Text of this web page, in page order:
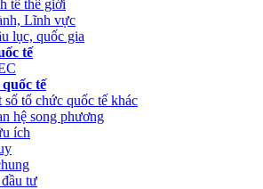
tế thế giới
Lĩnh vực
lục, quốc gia
tế
tế
số tổ chức quốc tế khác
hệ song phương
ích
tư